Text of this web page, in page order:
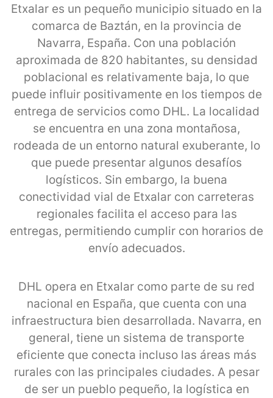
Etxalar es un pequeño municipio situado en la
comarca de Baztán, en la provincia de
Navarra, España. Con una población
aproximada de 820 habitantes, su densidad
poblacional es relativamente baja, lo que
puede influir positivamente en los tiempos de
entrega de servicios como DHL. La localidad
se encuentra en una zona montañosa,
rodeada de un entorno natural exuberante, lo
que puede presentar algunos desafíos
logísticos. Sin embargo, la buena
conectividad vial de Etxalar con carreteras
regionales facilita el acceso para las
entregas, permitiendo cumplir con horarios de
envío adecuados.
DHL opera en Etxalar como parte de su red
nacional en España, que cuenta con una
infraestructura bien desarrollada. Navarra, en
general, tiene un sistema de transporte
eficiente que conecta incluso las áreas más
rurales con las principales ciudades. A pesar
de ser un pueblo pequeño, la logística en